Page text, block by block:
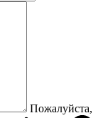
Пожалуйста,